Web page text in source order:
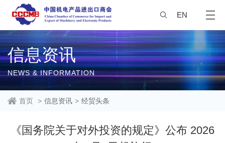
EN
信息资讯
NEWS & INFORMATION
首页 > 信息资讯 > 经贸头条
《国务院关于对外投资的规定》公布 2026